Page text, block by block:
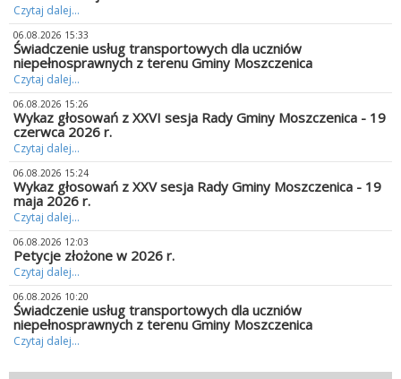
Czytaj dalej...
06.08.2026 15:33
Świadczenie usług transportowych dla uczniów
niepełnosprawnych z terenu Gminy Moszczenica
Czytaj dalej...
06.08.2026 15:26
Wykaz głosowań z XXVI sesja Rady Gminy Moszczenica - 19
czerwca 2026 r.
Czytaj dalej...
06.08.2026 15:24
Wykaz głosowań z XXV sesja Rady Gminy Moszczenica - 19
maja 2026 r.
Czytaj dalej...
06.08.2026 12:03
Petycje złożone w 2026 r.
Czytaj dalej...
06.08.2026 10:20
Świadczenie usług transportowych dla uczniów
niepełnosprawnych z terenu Gminy Moszczenica
Czytaj dalej...